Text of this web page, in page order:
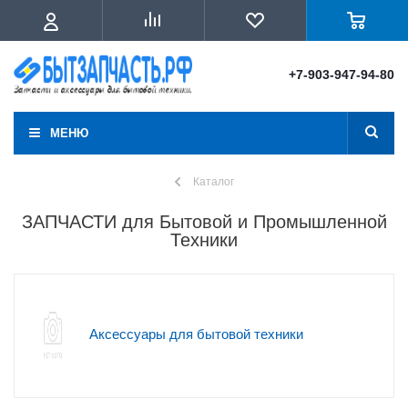
+7-903-947-94-80
МЕНЮ
Каталог
ЗАПЧАСТИ для Бытовой и Промышленной
Техники
Аксессуары для бытовой техники